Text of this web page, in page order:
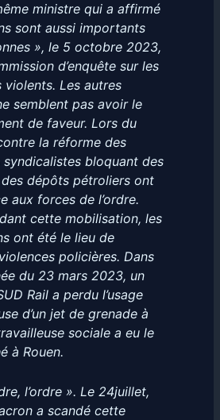
ministre qui a affirmé
sont aussi importants
», le 5 octobre 2023,
d’enquête sur les
violents. Les autres
semblent pas avoir le
de faveur. Lors du
la réforme des
bloquant des
dépôts pétroliers ont
aux forces de l’ordre.
cette mobilisation, les
ont été le lieu de
policières. Dans
du 23 mars 2023, un
Rail a perdu l’usage
d’un jet de grenade à
sociale a eu le
à Rouen.
l’ordre ». Le 24juillet,
a scandé cette